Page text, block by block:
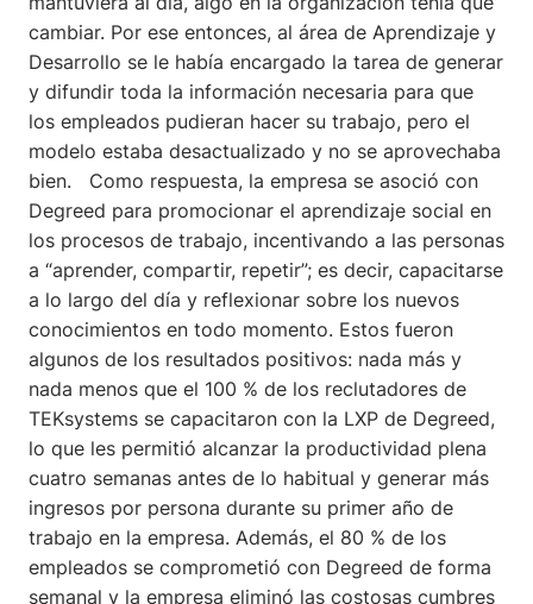
cambiar. Por ese entonces, al área de Aprendizaje y
Desarrollo se le había encargado la tarea de generar
y difundir toda la información necesaria para que
los empleados pudieran hacer su trabajo, pero el
modelo estaba desactualizado y no se aprovechaba
bien. Como respuesta, la empresa se asoció con
Degreed para promocionar el aprendizaje social en
los procesos de trabajo, incentivando a las personas
a “aprender, compartir, repetir”; es decir, capacitarse
a lo largo del día y reflexionar sobre los nuevos
conocimientos en todo momento. Estos fueron
algunos de los resultados positivos: nada más y
nada menos que el 100 % de los reclutadores de
TEKsystems se capacitaron con la LXP de Degreed,
lo que les permitió alcanzar la productividad plena
cuatro semanas antes de lo habitual y generar más
ingresos por persona durante su primer año de
trabajo en la empresa. Además, el 80 % de los
empleados se comprometió con Degreed de forma
semanal y la empresa eliminó las costosas cumbres